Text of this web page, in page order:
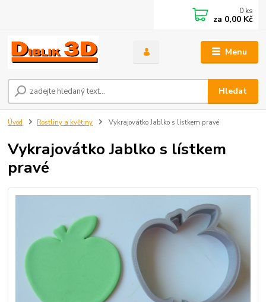
Menu
Hledat
0 ks
za 0,00 Kč
Úvod Rostliny a květiny Vykrajovátko Jablko s lístkem pravé
Vykrajovátko Jablko s lístkem
pravé